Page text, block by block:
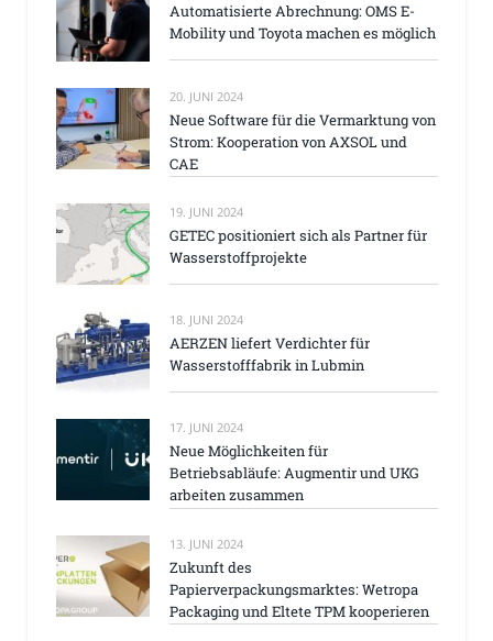
Automatisierte Abrechnung: OMS E-
Mobility und Toyota machen es möglich
20. JUNI 2024
Neue Software für die Vermarktung von
Strom: Kooperation von AXSOL und
CAE
19. JUNI 2024
GETEC positioniert sich als Partner für
Wasserstoffprojekte
18. JUNI 2024
AERZEN liefert Verdichter für
Wasserstofffabrik in Lubmin
17. JUNI 2024
Neue Möglichkeiten für
Betriebsabläufe: Augmentir und UKG
arbeiten zusammen
13. JUNI 2024
Zukunft des
Papierverpackungsmarktes: Wetropa
Packaging und Eltete TPM kooperieren